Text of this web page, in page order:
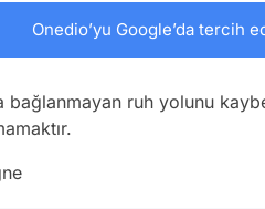
Onedio’yu Google’da tercih
bağlanmayan ruh yolunu